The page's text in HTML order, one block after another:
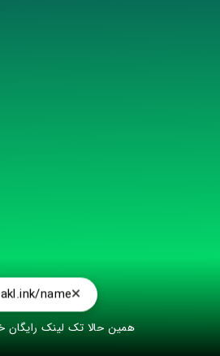
name
همین حالا تک لینک رایگان